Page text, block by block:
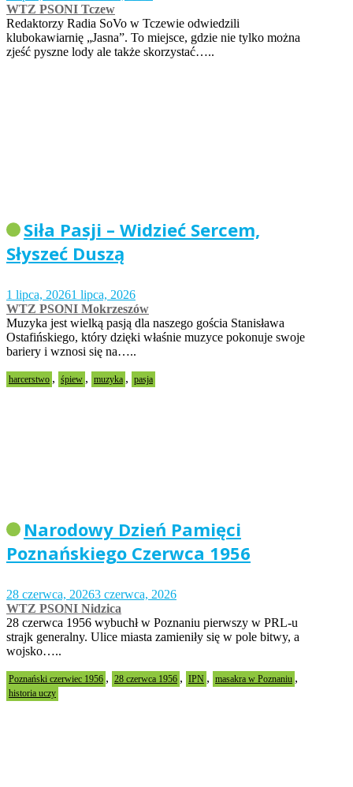
WTZ PSONI Tczew
Redaktorzy Radia SoVo w Tczewie odwiedzili
klubokawiarnię „Jasna”. To miejsce, gdzie nie tylko można
zjeść pyszne lody ale także skorzystać…..
Siła Pasji – Widzieć Sercem,
Słyszeć Duszą
1 lipca, 20261 lipca, 2026
WTZ PSONI Mokrzeszów
Muzyka jest wielką pasją dla naszego gościa Stanisława
Ostafińskiego, który dzięki właśnie muzyce pokonuje swoje
bariery i wznosi się na…..
harcerstwo , śpiew , muzyka , pasja
Narodowy Dzień Pamięci
Poznańskiego Czerwca 1956
28 czerwca, 20263 czerwca, 2026
WTZ PSONI Nidzica
28 czerwca 1956 wybuchł w Poznaniu pierwszy w PRL-u
strajk generalny. Ulice miasta zamieniły się w pole bitwy, a
wojsko…..
Poznański czerwiec 1956 , 28 czerwca 1956 , IPN , masakra w Poznaniu ,
historia uczy